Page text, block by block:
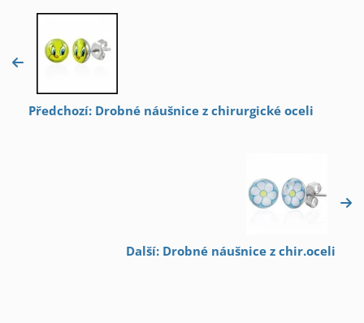
Předchozí: Drobné náušnice z chirurgické oceli
Další: Drobné náušnice z chir.oceli